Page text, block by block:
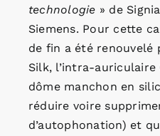
technologie » de
Siemens. Pour cette
de fin a été renouvelé
Silk, l’intra-auriculaire
dôme manchon en
réduire voire
d’autophonation) et